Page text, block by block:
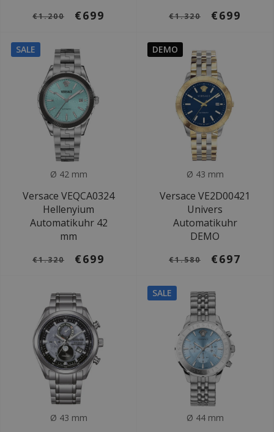
€1.200 €699 €1.320 €699
SALE
Ø 42 mm
Versace VEQCA0324
Hellenyium
Automatikuhr 42
mm
€1.320 €699
DEMO
Ø 43 mm
Versace VE2D00421
Univers
Automatikuhr
DEMO
€1.580 €697
Ø 43 mm
SALE
Ø 44 mm